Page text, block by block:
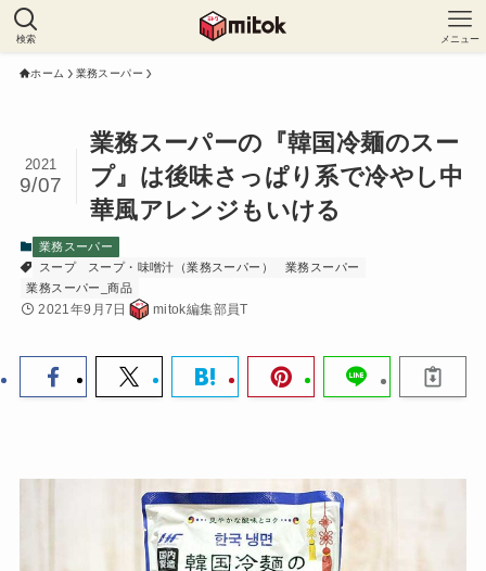
検索 メニュー
ホーム 業務スーパー
業務スーパーの『韓国冷麺のスー
プ』は後味さっぱり系で冷やし中
華風アレンジもいける
2021
9/07
業務スーパー
スープ
スープ・味噌汁（業務スーパー）
業務スーパー
業務スーパー_商品
2021年9月7日 mitok編集部員T